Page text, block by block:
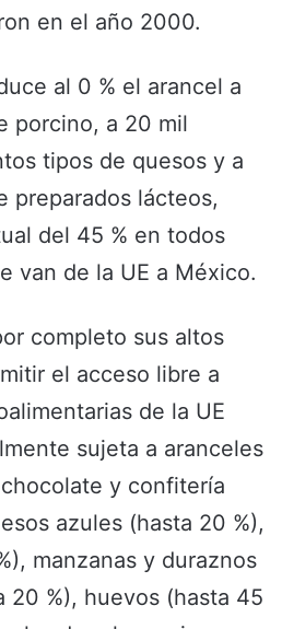
en el año 2000.
al 0 % el arancel a
porcino, a 20 mil
tipos de quesos y a
preparados lácteos,
del 45 % en todos
van de la UE a México.
completo sus altos
el acceso libre a
de la UE
sujeta a aranceles
y confitería
azules (hasta 20 %),
manzanas y duraznos
20 %), huevos (hasta 45